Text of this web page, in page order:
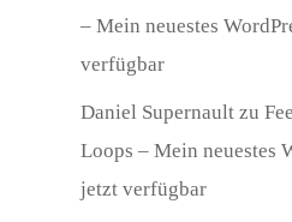
– Mein neuestes
verfügbar
Daniel Supernault zu
Loops – Mein neuestes
jetzt verfügbar